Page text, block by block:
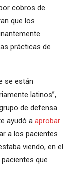
cobros de
que los
prácticas de
se están
latinos”,
de defensa
ayudó a aprobar
a los pacientes
viendo, en el
que